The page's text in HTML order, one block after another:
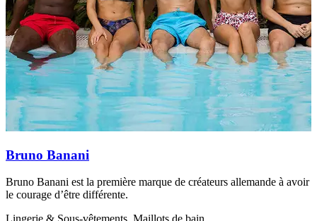
Bruno Banani
Bruno Banani est la première marque de créateurs allemande à avoir
le courage d’être différente.